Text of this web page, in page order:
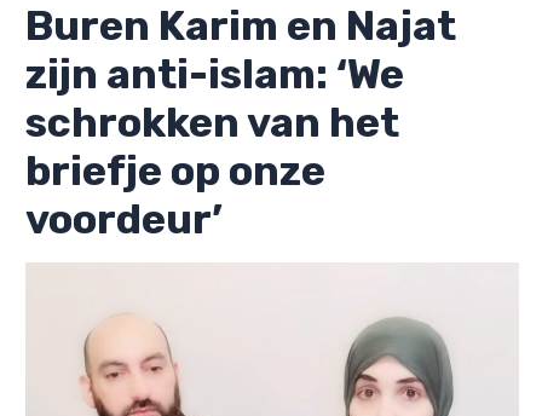
Buren Karim en Najat
zijn anti-islam: ‘We
schrokken van het
briefje op onze
voordeur’